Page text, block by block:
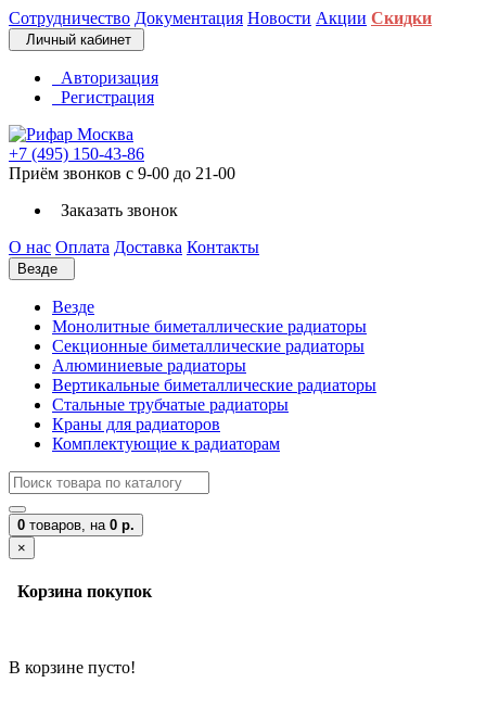
Сотрудничество Документация Новости Акции Скидки
Личный кабинет
Авторизация
Регистрация
+7 (495) 150-43-86
Приём звонков с 9-00 до 21-00
Заказать звонок
О нас Оплата Доставка Контакты
Везде
Везде
Монолитные биметаллические радиаторы
Секционные биметаллические радиаторы
Алюминиевые радиаторы
Вертикальные биметаллические радиаторы
Стальные трубчатые радиаторы
Краны для радиаторов
Комплектующие к радиаторам
0 товаров, на 0 р.
×
Корзина покупок
В корзине пусто!